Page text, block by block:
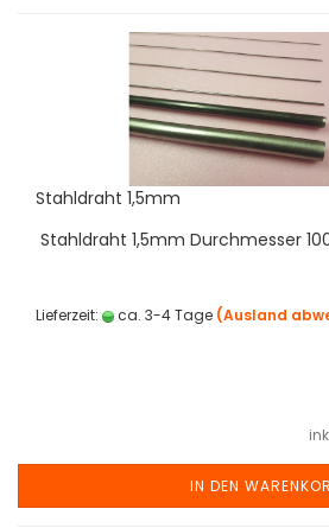
Stahldraht 1,5mm
Stahldraht 1,5mm Durchmesser
Lieferzeit: ca. 3-4 Tage (Ausland
IN DEN